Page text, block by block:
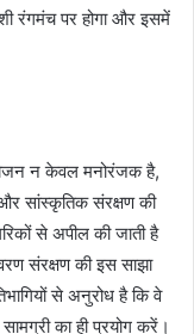
रंगमंच पर होगा और इसमें
न केवल मनोरंजक है,
सांस्कृतिक संरक्षण की
से अपील की जाती है
संरक्षण की इस साझा
से अनुरोध है कि वे
का ही प्रयोग करें।